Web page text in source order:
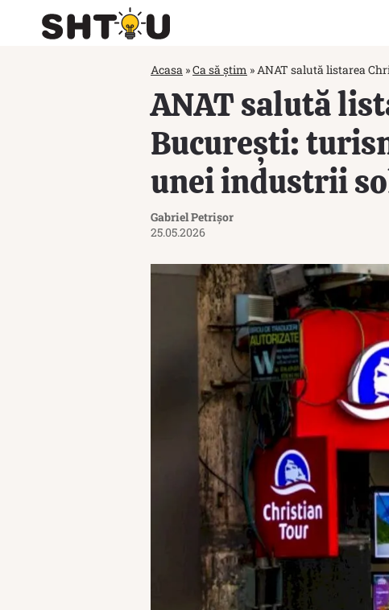
Acasa »Ca să știm »ANAT salută listarea
ANAT salută
București:
unei industrii
Gabriel Petrișor
25.05.2026